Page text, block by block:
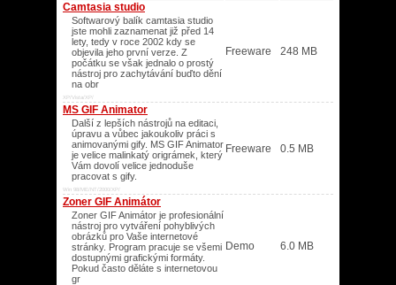
Camtasia studio
Softwarový balík camtasia studio
jste mohli zaznamenat již před 14
lety, tedy v roce 2002 kdy se
objevila jeho první verze. Z
počátku se však jednalo o prostý
nástroj pro zachytávání buďto dění
na obr
XP/Vista/XP/
Freeware 248 MB
MS GIF Animator
Další z lepších nástrojů na editaci,
úpravu a vůbec jakoukoliv práci s
animovanými gify. MS GIF Animator
je velice malinkatý origrámek, který
Vám dovolí velice jednoduše
pracovat s gify.
Win 98/ME/NT/2000/XP/
Freeware 0.5 MB
Zoner GIF Animátor
Zoner GIF Animátor je profesionální
nástroj pro vytváření pohyblivých
obrázků pro Vaše internetové
stránky. Program pracuje se všemi
dostupnými grafickými formáty.
Pokud často děláte s internetovou
gr
Demo 6.0 MB